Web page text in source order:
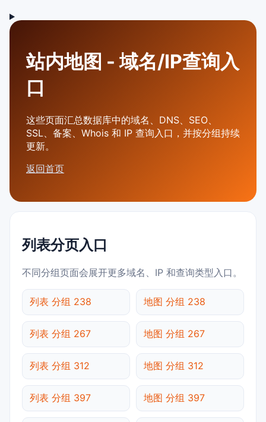
站内地图 - 域名/IP查询入
口
这些页面汇总数据库中的域名、DNS、SEO、
SSL、备案、Whois 和 IP 查询入口，并按分组持续
更新。
返回首页
列表分页入口
不同分组页面会展开更多域名、IP 和查询类型入口。
列表 分组 238 地图 分组 238
列表 分组 267 地图 分组 267
列表 分组 312 地图 分组 312
列表 分组 397 地图 分组 397